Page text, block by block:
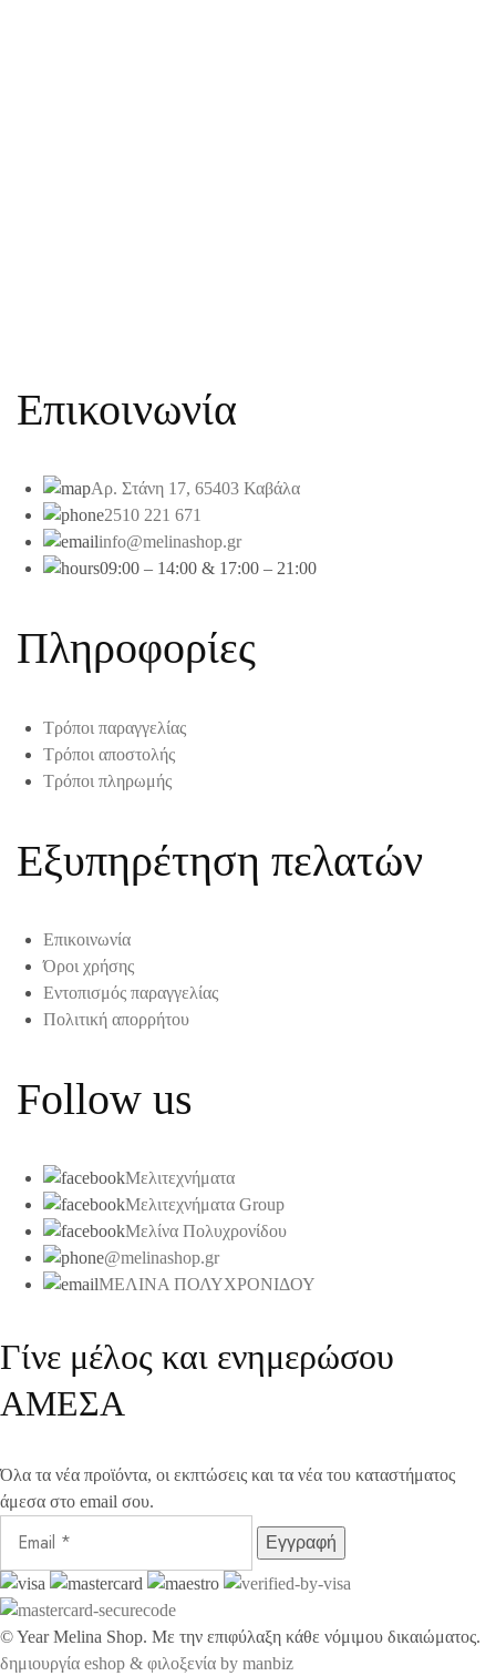
Επικοινωνία
Αρ. Στάνη 17, 65403 Καβάλα
2510 221 671
info@melinashop.gr
09:00 – 14:00 & 17:00 – 21:00
Πληροφορίες
Τρόποι παραγγελίας
Τρόποι αποστολής
Τρόποι πληρωμής
Εξυπηρέτηση πελατών
Επικοινωνία
Όροι χρήσης
Εντοπισμός παραγγελίας
Πολιτική απορρήτου
Follow us
Μελιτεχνήματα
Μελιτεχνήματα Group
Μελίνα Πολυχρονίδου
@melinashop.gr
ΜΕΛΙΝΑ ΠΟΛΥΧΡΟΝΙΔΟΥ
Γίνε μέλος και ενημερώσου
ΑΜΕΣΑ
Όλα τα νέα προϊόντα, οι εκπτώσεις και τα νέα του καταστήματος
άμεσα στο email σου.
©YearMelina Shop. Με την επιφύλαξη κάθε νόμιμου δικαιώματος.
δημιουργία eshop & φιλοξενία by manbiz